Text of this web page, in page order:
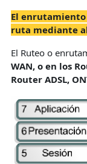
El enrutamiento
ruta mediante
El Ruteo o
WAN, o en los
Router ADSL,